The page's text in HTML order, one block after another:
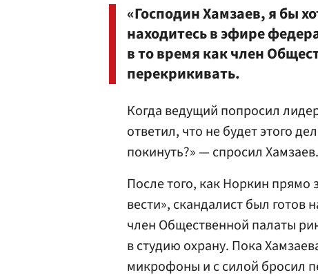
«Господин Хамзаев, я бы
находитесь в эфире
в то время как член
перекрикивать.
Когда ведущий попросил
ответил, что не будет этого
покинуть?» — спросил Хамзаев.
После того, как Норкин прямо
вести», скандалист был готов
член Общественной палаты
в студию охрану. Пока
микрофоны и с силой бросил